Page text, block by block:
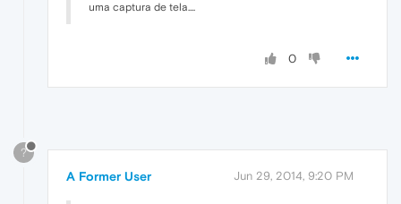
uma captura de tela....
0
?
A Former User Jun 29, 2014, 9:20 PM